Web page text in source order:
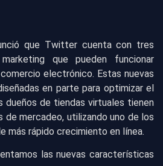
que Twitter cuenta con tres
que pueden funcionar
electrónico. Estas nuevas
en parte para optimizar el
dueños de tiendas virtuales tienen
de mercadeo, utilizando uno de los
más rápido crecimiento en línea.
las nuevas características